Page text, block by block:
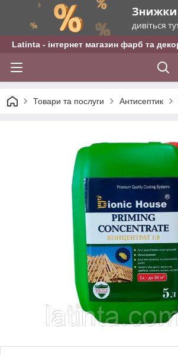
Latinta - інтернет магазин фарб та
Товари та послуги Антисептик